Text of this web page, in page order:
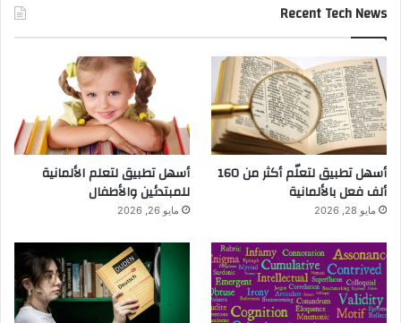
Recent Tech News
أسهل تطبيق لتعلّم أكثر من 160
ألف فعل بالألمانية
مايو 28, 2026
أسهل تطبيق لتعلم الألمانية
للمبتدئين والأطفال
مايو 26, 2026